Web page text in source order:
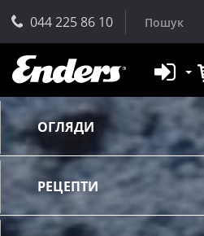
044 225 86 10
ОГЛЯДИ
РЕЦЕПТИ